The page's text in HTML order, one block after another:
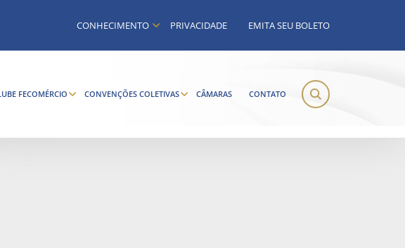
CONHECIMENTO PRIVACIDADE EMITA SEU BOLETO
FECOMÉRCIO CONVENÇÕES COLETIVAS CÂMARAS CONTATO